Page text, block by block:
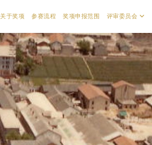
关于奖项 参赛流程 奖项申报范围 评审委员会